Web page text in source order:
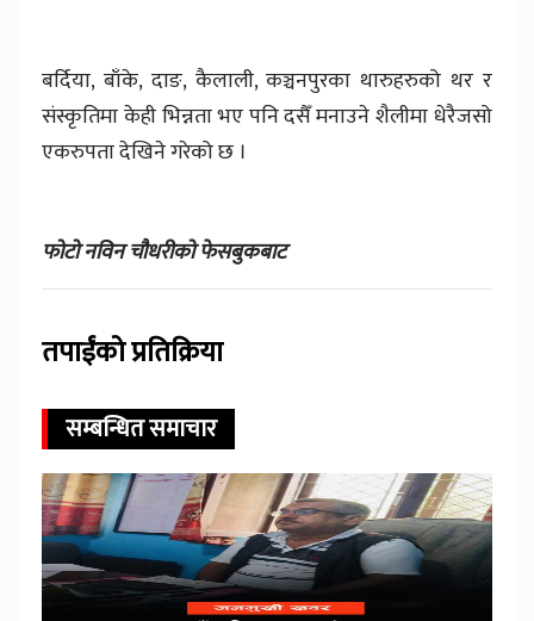
बर्दिया, बाँके, दाङ, कैलाली, कञ्चनपुरका थारुहरुको थर र
संस्कृतिमा केही भिन्नता भए पनि दसैँ मनाउने शैलीमा धेरैजसो
एकरुपता देखिने गरेको छ ।
फोटो नविन चौधरीको फेसबुकबाट
तपाईंको प्रतिक्रिया
सम्बन्धित समाचार